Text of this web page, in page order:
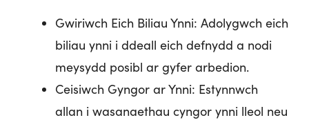
Gwiriwch Eich Biliau Ynni: Adolygwch eich
biliau ynni i ddeall eich defnydd a nodi
meysydd posibl ar gyfer arbedion.
Ceisiwch Gyngor ar Ynni: Estynnwch
allan i wasanaethau cyngor ynni lleol neu